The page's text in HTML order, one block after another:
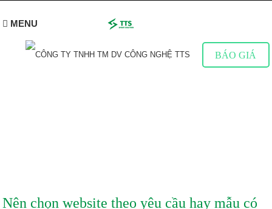
MENU
BÁO GIÁ
Nên chọn website theo yêu cầu hay mẫu có